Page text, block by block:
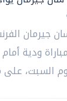
جيرمان
ودية
السبت،